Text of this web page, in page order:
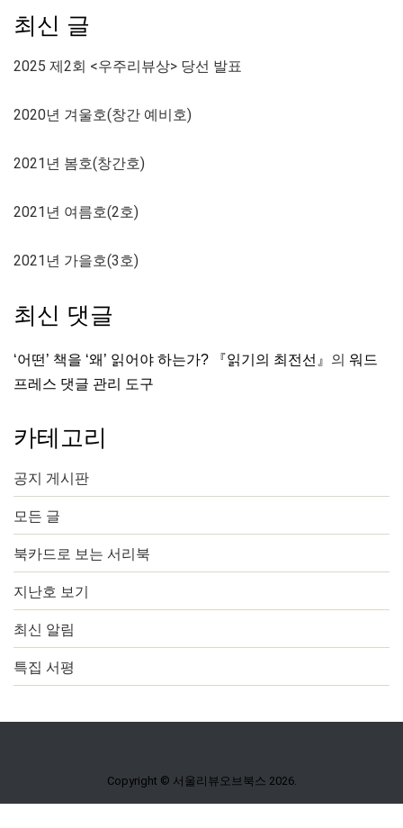
최신 글
2025 제2회 <우주리뷰상> 당선 발표
2020년 겨울호(창간 예비호)
2021년 봄호(창간호)
2021년 여름호(2호)
2021년 가을호(3호)
최신 댓글
‘어떤’ 책을 ‘왜’ 읽어야 하는가? 『읽기의 최전선』 의 워드
프레스 댓글 관리 도구
카테고리
공지 게시판
모든 글
북카드로 보는 서리북
지난호 보기
최신 알림
특집 서평
Copyright © 서울리뷰오브북스 2026.